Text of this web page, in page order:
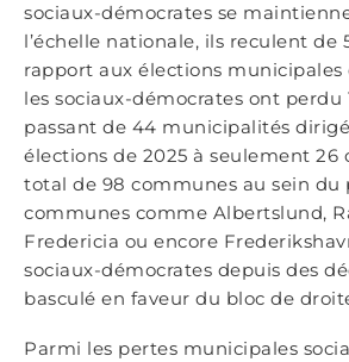
sociaux-démocrates se
l’échelle nationale, ils reculent de
rapport aux élections municipales
les sociaux-démocrates ont perdu
passant de 44 municipalités
élections de 2025 à seulement 26
total de 98 communes au sein du
communes comme Albertslund,
Fredericia ou encore
sociaux-démocrates depuis des
basculé en faveur du bloc de
Parmi les pertes municipales